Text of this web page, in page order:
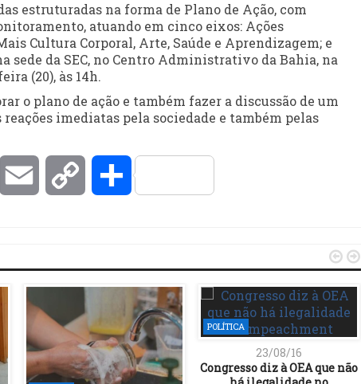
estruturadas na forma de Plano de Ação, com
atuando em cinco eixos: Ações
Cultura Corporal, Arte, Saúde e Aprendizagem; e
sede da SEC, no Centro Administrativo da Bahia, na
(20), às 14h.
o plano de ação e também fazer a discussão de um
imediatas pela sociedade e também pelas
Print Email Copy Compartilhar
POLÍTICA
23/08/16
Congresso diz à OEA que não
 